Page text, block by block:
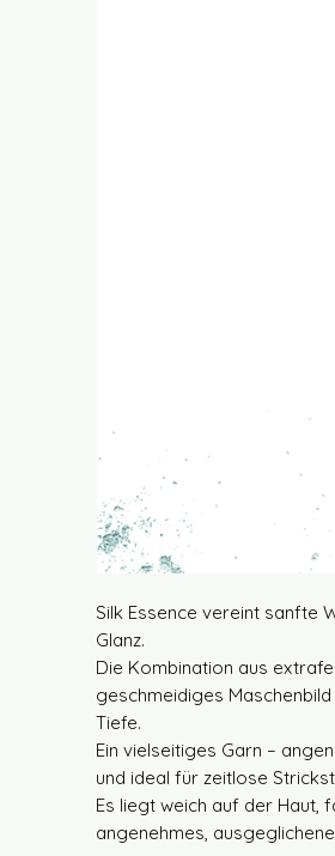
Silk Essence vereint sanfte
Glanz.
Die Kombination aus
geschmeidiges
Tiefe.
Ein vielseitiges Garn –
und ideal für zeitlose
Es liegt weich auf der Haut,
angenehmes,